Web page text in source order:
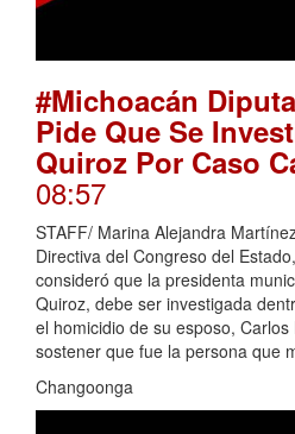
#Michoacán
Pide Que Se
Quiroz Por Caso
08:57
STAFF/ Marina Alejandra
Directiva del Congreso del
consideró que la presidenta
Quiroz, debe ser investigada
el homicidio de su esposo,
sostener que fue la persona que
Changoonga